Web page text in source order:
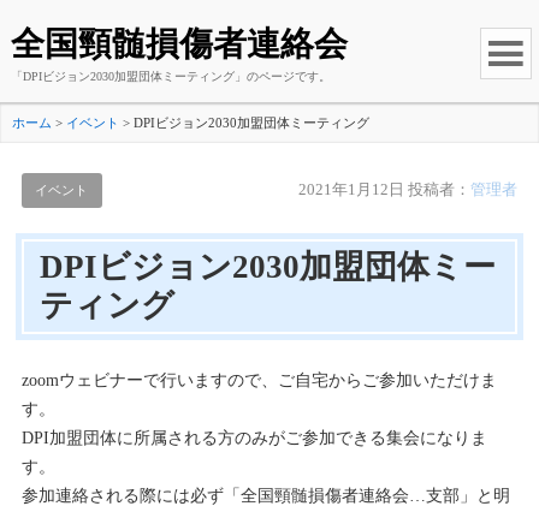
全国頸髄損傷者連絡会
「DPIビジョン2030加盟団体ミーティング」のページです。
ホーム > イベント > DPIビジョン2030加盟団体ミーティング
イベント 2021年1月12日 投稿者：管理者
DPIビジョン2030加盟団体ミー
ティング
zoomウェビナーで行いますので、ご自宅からご参加いただけま
す。
DPI加盟団体に所属される方のみがご参加できる集会になりま
す。
参加連絡される際には必ず「全国頸髄損傷者連絡会…支部」と明